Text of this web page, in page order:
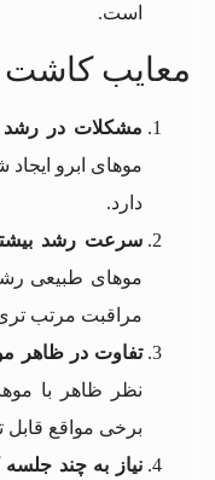
است.
معایب کاشت
مشکلات در رشد
موهای ابرو
دارد.
سرعت رشد
موهای طبیعی رشد
مراقبت مرتب تری
تفاوت در ظاهر
نظر ظاهر با
برخی مواقع
نیاز به چند